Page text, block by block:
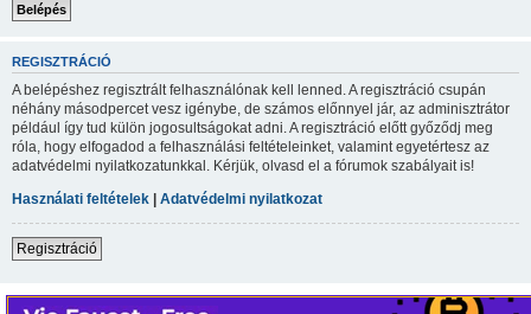
REGISZTRÁCIÓ
A belépéshez regisztrált felhasználónak kell lenned. A regisztráció csupán
néhány másodpercet vesz igénybe, de számos előnnyel jár, az adminisztrátor
például így tud külön jogosultságokat adni. A regisztráció előtt győződj meg
róla, hogy elfogadod a felhasználási feltételeinket, valamint egyetértesz az
adatvédelmi nyilatkozatunkkal. Kérjük, olvasd el a fórumok szabályait is!
Használati feltételek | Adatvédelmi nyilatkozat
Regisztráció